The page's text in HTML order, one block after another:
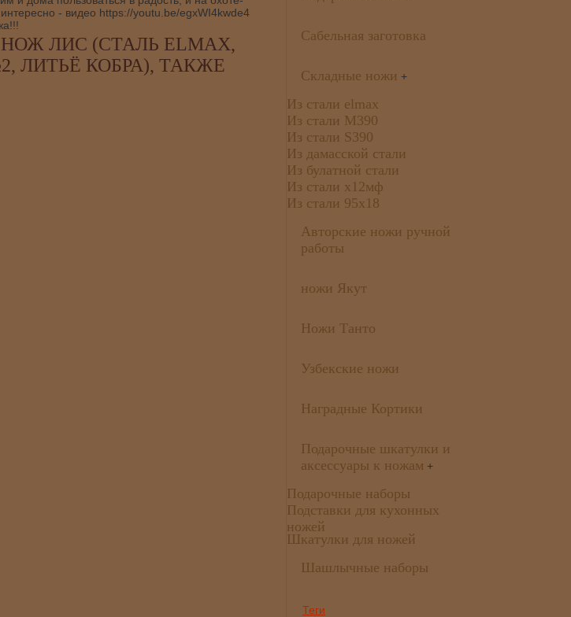
- видео https://youtu.be/egxWI4kwde4
ЛИС (СТАЛЬ ELMAX,
ЛИТЬЁ КОБРА), ТАКЖЕ
Сабельная заготовка
Складные ножи +
Из стали elmax
Из стали М390
Из стали S390
Из дамасской стали
Из булатной стали
Из стали х12мф
Из стали 95х18
Авторские ножи ручной
работы
ножи Якут
Ножи Танто
Узбекские ножи
Наградные Кортики
Подарочные шкатулки и
аксессуары к ножам +
Подарочные наборы
Подставки для кухонных
ножей
Шкатулки для ножей
Шашлычные наборы
Теги